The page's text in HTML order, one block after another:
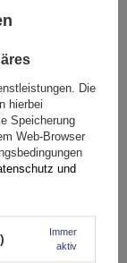
Die
hierbei
Speicherung
Web-Browser
und
Immer
aktiv